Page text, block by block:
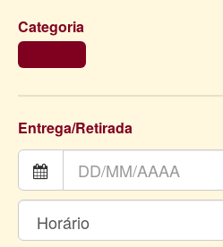
Categoria
Entrega/Retirada